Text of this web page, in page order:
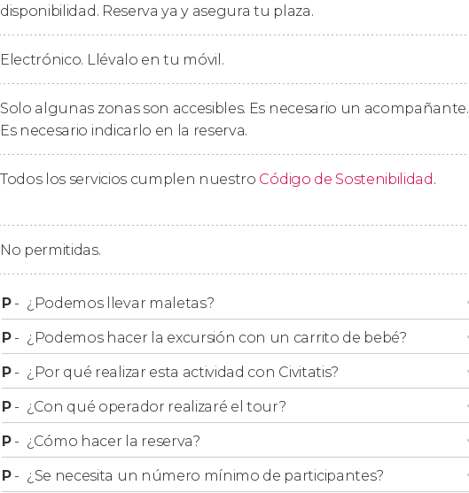
por las cataratas
y, si las condiciones climáticas lo permiten,
en barco por las cataratas del Rin. El precio del billete para
US$ ) adultos, 8Fr(9,91 US$) niños de 6 a 15 años y gratis menores
barco no es accesible con cochecitos de bebé y para personas con
Suiza y Alemania os solicitarán que mostréis vuestro
con llevar vuestro DNI en vigor.
disponibilidad. Reserva ya y asegura tu plaza.
Electrónico. Llévalo en tu móvil.
Solo algunas zonas son accesibles. Es necesario un acompañante.
Es necesario indicarlo en la reserva.
Todos los servicios cumplen nuestro Código de Sostenibilidad .
No permitidas.
P- ¿Podemos llevar maletas?
P- ¿Podemos hacer la excursión con un carrito de bebé?
P- ¿Por qué realizar esta actividad con Civitatis?
P- ¿Con qué operador realizaré el tour?
P- ¿Cómo hacer la reserva?
P- ¿Se necesita un número mínimo de participantes?